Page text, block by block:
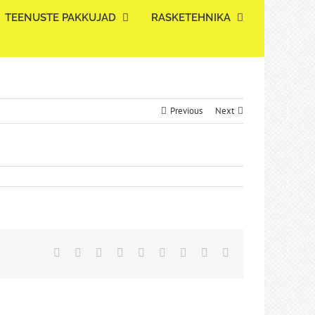
TEENUSTE PAKKUJAD RASKETEHNIKA
Previous Next
Facebook
TwitterReddit LinkedInWhatsApp
TumblrPinterest